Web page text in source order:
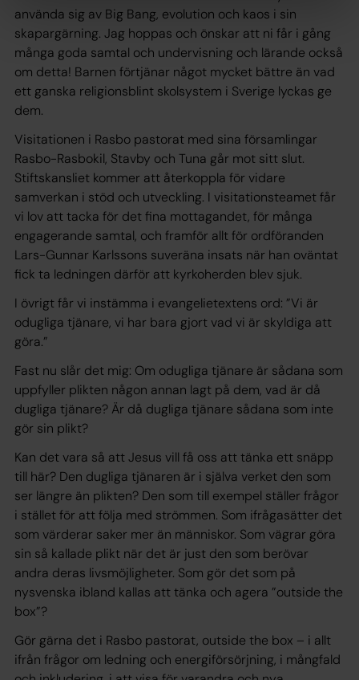
använda sig av Big Bang, evolution och kaos i sin
skapargärning. Jag hoppas och önskar att ni får i gång
många goda samtal och undervisning och lärande också
om detta! Barnen förtjänar något mycket bättre än vad
ett ganska religionsblint skolsystem i Sverige lyckas ge
dem.
Visitationen i Rasbo pastorat med sina församlingar
Rasbo-Rasbokil, Stavby och Tuna går mot sitt slut.
Stiftskansliet kommer att återkoppla för vidare
samverkan i stöd och utveckling. I visitationsteamet får
vi lov att tacka för det fina mottagandet, för många
engagerande samtal, och framför allt för ordföranden
Lars-Gunnar Karlssons suveräna insats när han oväntat
fick ta ledningen därför att kyrkoherden blev sjuk.
I övrigt får vi instämma i evangelietextens ord: ”Vi är
odugliga tjänare, vi har bara gjort vad vi är skyldiga att
göra.”
Fast nu slår det mig: Om odugliga tjänare är sådana som
uppfyller plikten någon annan lagt på dem, vad är då
dugliga tjänare? Är då dugliga tjänare sådana som inte
gör sin plikt?
Kan det vara så att Jesus vill få oss att tänka ett snäpp
till här? Den dugliga tjänaren är i själva verket den som
ser längre än plikten? Den som till exempel ställer frågor
i stället för att följa med strömmen. Som ifrågasätter det
som värderar saker mer än människor. Som vägrar göra
sin så kallade plikt när det är just den som berövar
andra deras livsmöjligheter. Som gör det som på
nysvenska ibland kallas att tänka och agera ”outside the
box”?
Gör gärna det i Rasbo pastorat, outside the box – i allt
ifrån frågor om ledning och energiförsörjning, i mångfald